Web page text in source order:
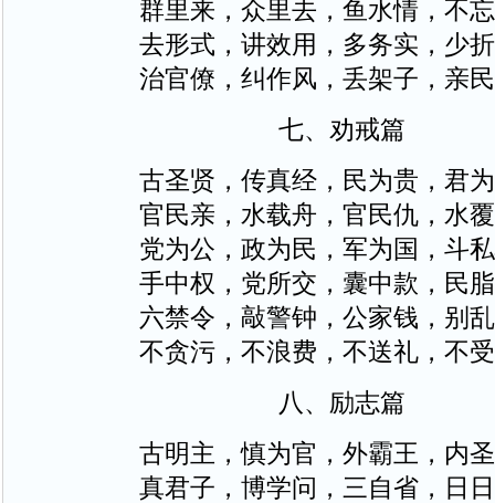
群里来，众里去，鱼水情，不
去形式，讲效用，多务实，少
治官僚，纠作风，丢架子，亲
七、劝戒篇
古圣贤，传真经，民为贵，君
官民亲，水载舟，官民仇，水
党为公，政为民，军为国，斗
手中权，党所交，囊中款，民
六禁令，敲警钟，公家钱，别
不贪污，不浪费，不送礼，不
八、励志篇
古明主，慎为官，外霸王，内
真君子，博学问，三自省，日